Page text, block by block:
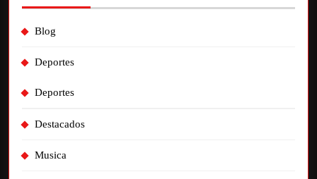
Blog
Deportes
Deportes
Destacados
Musica